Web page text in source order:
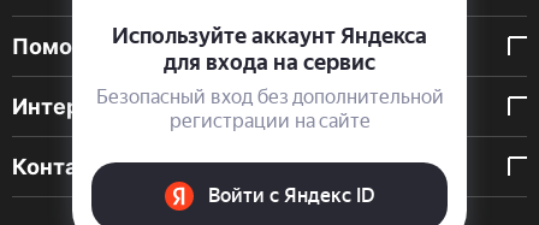
Помощь покупателю
Интернет-магазин
Контакты